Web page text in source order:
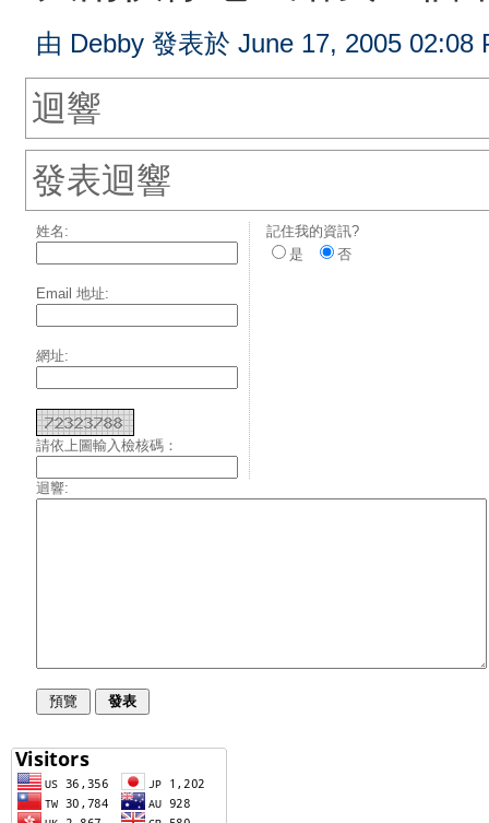
由 Debby 發表於 June 17, 2005 02:08
迴響
發表迴響
姓名:
Email 地址:
網址:
請依上圖輸入檢核碼：
記住我的資訊?
是
否
迴響: